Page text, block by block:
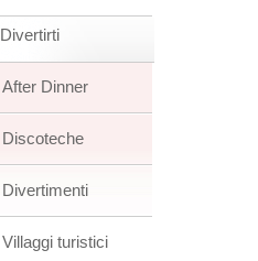
Divertirti
After Dinner
Discoteche
Divertimenti
Villaggi turistici